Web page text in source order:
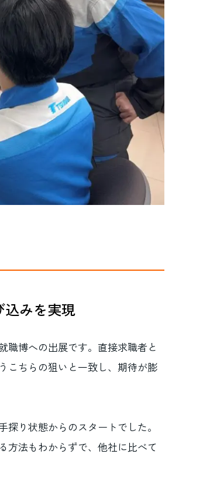
みを実現
職博への出展です。直接求職者と
こちらの狙いと一致し、期待が膨
り状態からのスタートでした。
方法もわからずで、他社に比べて